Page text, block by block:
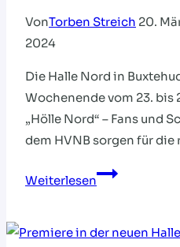
VonTorben Streich 20.
2024
Die Halle Nord in
Wochenende vom 23. bis
„Hölle Nord“ – Fans und
dem HVNB sorgen für
Weiterlesen
Geballte
am